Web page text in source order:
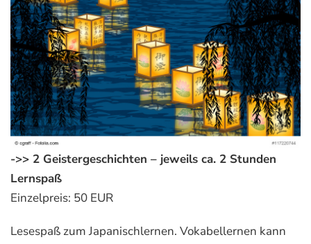
->> 2 Geistergeschichten – jeweils ca. 2 Stunden
Lernspaß
Einzelpreis: 50 EUR
Lesespaß zum Japanischlernen. Vokabellernen kann